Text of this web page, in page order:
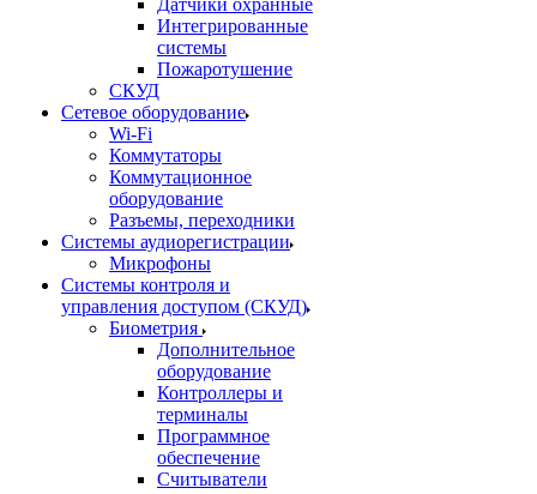
Датчики охранные
Интегрированные
системы
Пожаротушение
СКУД
Сетевое оборудование
Wi-Fi
Коммутаторы
Коммутационное
оборудование
Разъемы, переходники
Системы аудиорегистрации
Микрофоны
Системы контроля и
управления доступом (СКУД)
Биометрия
Дополнительное
оборудование
Контроллеры и
терминалы
Программное
обеспечение
Считыватели